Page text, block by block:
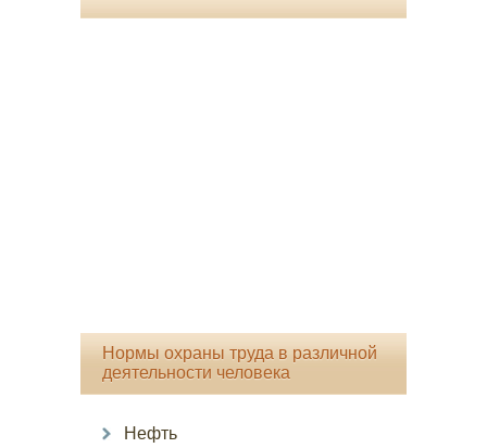
Нормы охраны труда в различной
деятельности человека
Нефть